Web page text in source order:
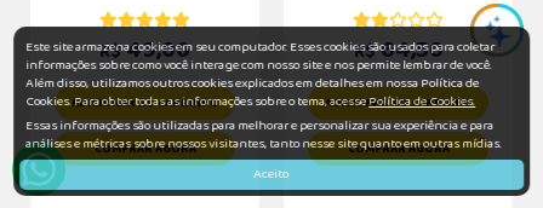
R$49,00
ADICIONAR AO CARRINHO
COMPRAR AGORA
R$64,50
ADICIONAR AO CARRINHO
COMPRAR AGORA
Este site armazena cookies em seu computador. Esses cookies são usados para coletar
informações sobre como você interage com nosso site e nos permite lembrar de você.
Além disso, utilizamos outros cookies explicados em detalhes em nossa Política de
Cookies. Para obter todas as informações sobre o tema, acessePolítica de Cookies.
Essas informações são utilizadas para melhorar e personalizar sua experiência e para
análises e métricas sobre nossos visitantes, tanto nesse site quanto em outras mídias.
Aceito